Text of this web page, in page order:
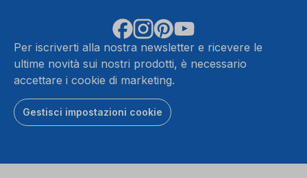
Per iscriverti alla nostra newsletter e ricevere le
ultime novità sui nostri prodotti, è necessario
accettare i cookie di marketing.
Gestisci impostazioni cookie